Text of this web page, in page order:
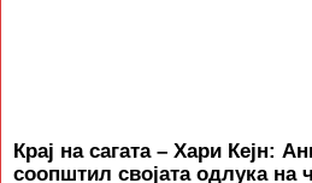
Крај на сагата – Хари Кејн:
соопштил својата одлука на